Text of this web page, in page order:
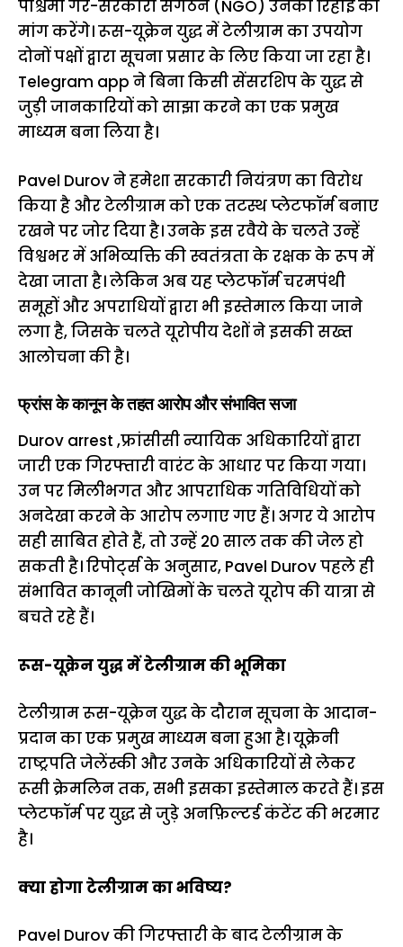
पश्चिमी गैर-सरकारी संगठन (NGO) उनकी रिहाई की
मांग करेंगे। रूस-यूक्रेन युद्ध में टेलीग्राम का उपयोग
दोनों पक्षों द्वारा सूचना प्रसार के लिए किया जा रहा है।
Telegram app ने बिना किसी सेंसरशिप के युद्ध से
जुड़ी जानकारियों को साझा करने का एक प्रमुख
माध्यम बना लिया है।
Pavel Durov ने हमेशा सरकारी नियंत्रण का विरोध
किया है और टेलीग्राम को एक तटस्थ प्लेटफॉर्म बनाए
रखने पर जोर दिया है। उनके इस रवैये के चलते उन्हें
विश्वभर में अभिव्यक्ति की स्वतंत्रता के रक्षक के रूप में
देखा जाता है। लेकिन अब यह प्लेटफॉर्म चरमपंथी
समूहों और अपराधियों द्वारा भी इस्तेमाल किया जाने
लगा है, जिसके चलते यूरोपीय देशों ने इसकी सख्त
आलोचना की है।
फ्रांस के कानून के तहत आरोप और संभावित सजा
Durov arrest ,फ्रांसीसी न्यायिक अधिकारियों द्वारा
जारी एक गिरफ्तारी वारंट के आधार पर किया गया।
उन पर मिलीभगत और आपराधिक गतिविधियों को
अनदेखा करने के आरोप लगाए गए हैं। अगर ये आरोप
सही साबित होते हैं, तो उन्हें 20 साल तक की जेल हो
सकती है। रिपोर्ट्स के अनुसार, Pavel Durov पहले ही
संभावित कानूनी जोखिमों के चलते यूरोप की यात्रा से
बचते रहे हैं।
रूस-यूक्रेन युद्ध में टेलीग्राम की भूमिका
टेलीग्राम रूस-यूक्रेन युद्ध के दौरान सूचना के आदान-
प्रदान का एक प्रमुख माध्यम बना हुआ है। यूक्रेनी
राष्ट्रपति जेलेंस्की और उनके अधिकारियों से लेकर
रूसी क्रेमलिन तक, सभी इसका इस्तेमाल करते हैं। इस
प्लेटफॉर्म पर युद्ध से जुड़े अनफ़िल्टर्ड कंटेंट की भरमार
है।
क्या होगा टेलीग्राम का भविष्य?
Pavel Durov की गिरफ्तारी के बाद टेलीग्राम के